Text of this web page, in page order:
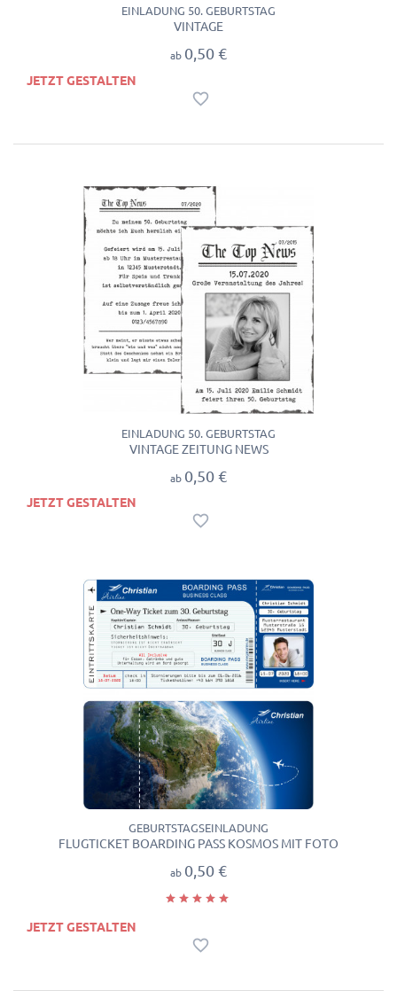
EINLADUNG 50. GEBURTSTAG
VINTAGE
ab 0,50 €
JETZT GESTALTEN
EINLADUNG 50. GEBURTSTAG
VINTAGE ZEITUNG NEWS
ab 0,50 €
JETZT GESTALTEN
GEBURTSTAGSEINLADUNG
FLUGTICKET BOARDING PASS KOSMOS MIT FOTO
ab 0,50 €
JETZT GESTALTEN